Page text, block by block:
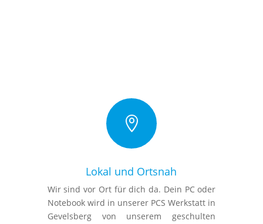

Lokal und Ortsnah
Wir sind vor Ort für dich da. Dein PC oder
Notebook wird in unserer PCS Werkstatt in
Gevelsberg von unserem geschulten